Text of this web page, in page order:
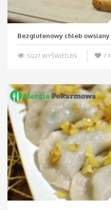
Bezglutenowy chleb
51227 WYŚWIETLEŃ 7